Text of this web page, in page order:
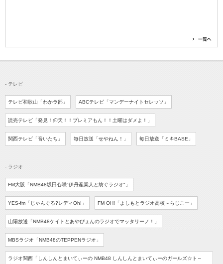
- テレビ
テレビ和歌山「わかラ部」 ABCテレビ「マンデーナイトセレッソ」
読売テレビ 「発見！仰天！！プレミアもん！！ 土曜はダメよ！」
関西テレビ 「音いたち」 毎日放送 「せやねん！」 毎日放送 「ミキBASE」
- ラジオ
FM大阪「NMB48坂田心咲"伊丹産業人と紡ぐラジオ"」
YES-fm 「じゃんぐる?レディOh!」 FM OH! 「よしもとラジオ高校～らじこー」
山陽放送 「NMB48ケイトとあやぴょんのラジオでマッタリーノ！」
MBSラジオ 「NMB48のTEPPENラジオ」
ラジオ関西 「しんしんとまいてぃーの NMB48 しんしんとまいてぃーのガールズ☆ト～